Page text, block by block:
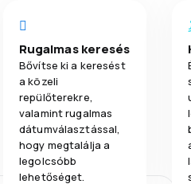
Rugalmas keresés
Bővítse ki a keresést
a közeli
repülőterekre,
valamint rugalmas
dátumválasztással,
hogy megtalálja a
legolcsóbb
lehetőséget.